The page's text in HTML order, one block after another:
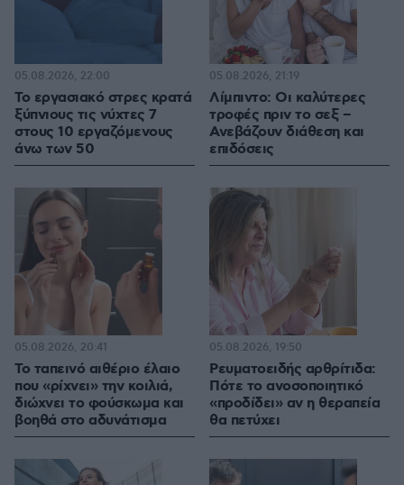
Το εργασιακό στρες κρατά
ξύπνιους τις νύχτες 7
στους 10 εργαζόμενους
άνω των 50
05.08.2026, 22:00
Λίμπιντο: Οι καλύτερες
τροφές πριν το σεξ –
Ανεβάζουν διάθεση και
επιδόσεις
05.08.2026, 21:19
Το ταπεινό αιθέριο έλαιο
που «ρίχνει» την κοιλιά,
διώχνει το φούσκωμα και
βοηθά στο αδυνάτισμα
05.08.2026, 20:41
Ρευματοειδής αρθρίτιδα:
Πότε το ανοσοποιητικό
«προδίδει» αν η θεραπεία
θα πετύχει
05.08.2026, 19:50